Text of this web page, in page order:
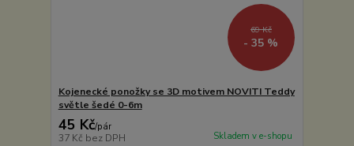
69 Kč
- 35 %
Kojenecké ponožky se 3D motivem NOVITI Teddy
světle šedé 0-6m
45 Kč/pár
37 Kč bez DPH Skladem v e-shopu